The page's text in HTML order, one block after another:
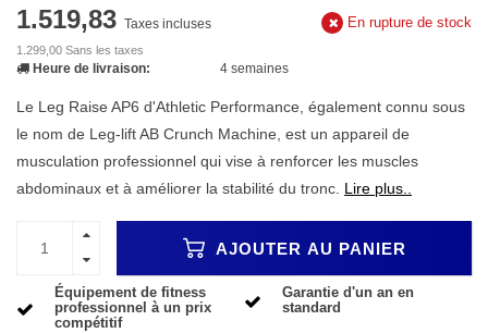
1.519,83 Taxes incluses
1.299,00 Sans les taxes
En rupture de stock
Heure de livraison: 4 semaines
Le Leg Raise AP6 d'Athletic Performance, également connu sous
le nom de Leg-lift AB Crunch Machine, est un appareil de
musculation professionnel qui vise à renforcer les muscles
abdominaux et à améliorer la stabilité du tronc. Lire plus..
AJOUTER AU PANIER
Équipement de fitness
professionnel à un prix
compétitif
Garantie d'un an en
standard